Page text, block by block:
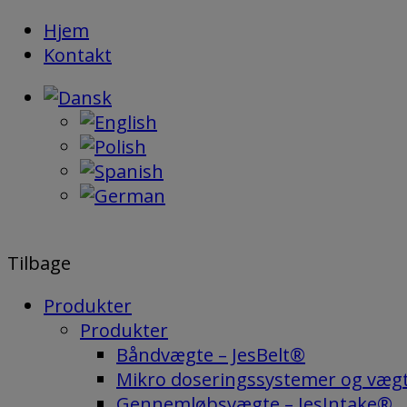
Hop Hjem
Kontakt
Tilbage
Produkter
Produkter
Båndvægte – JesBelt®
Mikro doseringssystemer og